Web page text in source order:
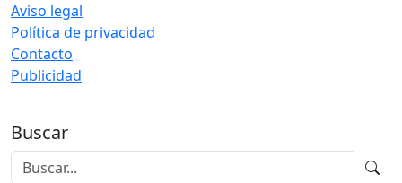
Aviso legal
Política de privacidad
Contacto
Publicidad
Buscar